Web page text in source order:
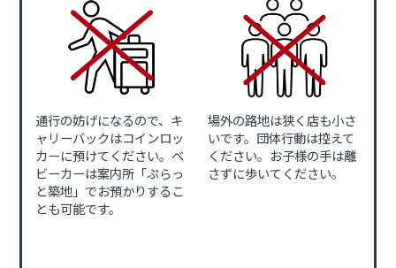
通行の妨げになるので、キ
ャリーバックはコインロッ
カーに預けてください。ベ
ビーカーは案内所「ぷらっ
と築地」でお預かりするこ
とも可能です。
場外の路地は狭く店も小さ
いです。団体行動は控えて
ください。お子様の手は離
さずに歩いてください。